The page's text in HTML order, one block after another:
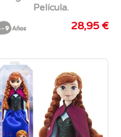
Película.
27,94x25,40x10,16 cm
28,95 €